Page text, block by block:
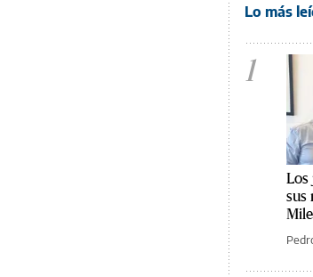
Lo más
1
Los
sus